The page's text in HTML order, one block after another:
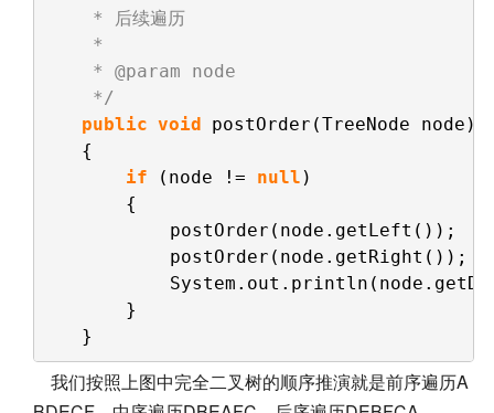
* 后续遍历
*
* @param node
*/
public void postOrder(TreeNode node)
{
if
(node != null )
{
postOrder(node.getLeft());
postOrder(node.getRight());
}
}
我们按照上图中完全二叉树的顺序推演就是前序遍历A